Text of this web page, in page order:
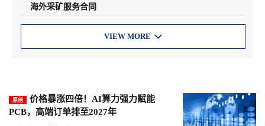
海外采矿服务合同
VIEW MORE 
原创
价格暴涨四倍！AI算力强力赋能
PCB，高端订单排至2027年